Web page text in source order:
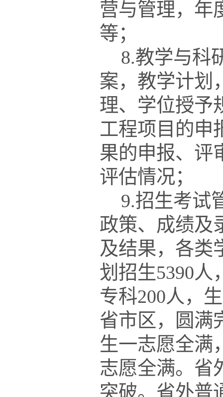
营与管理，年
等；
8.教学与科
案，教学计划
理、学位授予
工程项目的申
果的申报、评
评估情况；
9.招生考试
政策、成绩及
及结果，各类
划招生5390人
专科200人，
省市区，圆满
生一志愿全满
志愿全满。省
突破。省外普